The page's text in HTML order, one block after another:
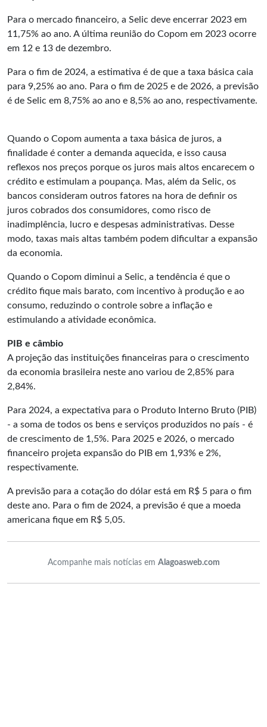
Para o mercado financeiro, a Selic deve encerrar 2023 em
11,75% ao ano. A última reunião do Copom em 2023 ocorre
em 12 e 13 de dezembro.
Para o fim de 2024, a estimativa é de que a taxa básica caia
para 9,25% ao ano. Para o fim de 2025 e de 2026, a previsão
é de Selic em 8,75% ao ano e 8,5% ao ano, respectivamente.
Quando o Copom aumenta a taxa básica de juros, a
finalidade é conter a demanda aquecida, e isso causa
reflexos nos preços porque os juros mais altos encarecem o
crédito e estimulam a poupança. Mas, além da Selic, os
bancos consideram outros fatores na hora de definir os
juros cobrados dos consumidores, como risco de
inadimplência, lucro e despesas administrativas. Desse
modo, taxas mais altas também podem dificultar a expansão
da economia.
Quando o Copom diminui a Selic, a tendência é que o
crédito fique mais barato, com incentivo à produção e ao
consumo, reduzindo o controle sobre a inflação e
estimulando a atividade econômica.
PIB e câmbio
A projeção das instituições financeiras para o crescimento
da economia brasileira neste ano variou de 2,85% para
2,84%.
Para 2024, a expectativa para o Produto Interno Bruto (PIB)
- a soma de todos os bens e serviços produzidos no país - é
de crescimento de 1,5%. Para 2025 e 2026, o mercado
financeiro projeta expansão do PIB em 1,93% e 2%,
respectivamente.
A previsão para a cotação do dólar está em R$ 5 para o fim
deste ano. Para o fim de 2024, a previsão é que a moeda
americana fique em R$ 5,05.
Acompanhe mais notícias em Alagoasweb.com